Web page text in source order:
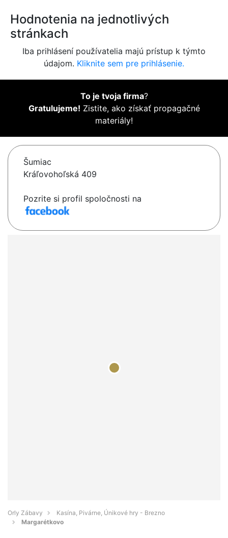
Hodnotenia na jednotlivých
stránkach
Iba prihlásení používatelia majú prístup k týmto
údajom. Kliknite sem pre prihlásenie.
To je tvoja firma?
Gratulujeme! Zistite, ako získať propagačné
materiály!
Šumiac
Kráľovohoľská 409
Pozrite si profil spoločnosti na
Orly Zábavy
Kasína, Pivárne, Únikové hry - Brezno
Margarétkovo